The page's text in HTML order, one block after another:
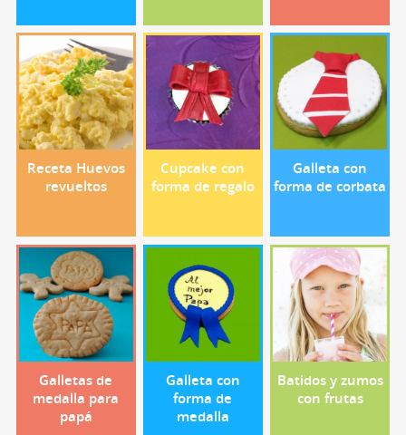
Receta Huevos
revueltos
Cupcake con
forma de regalo
Galleta con
forma de corbata
Galletas de
medalla para
papá
Galleta con
forma de
medalla
Batidos y zumos
con frutas